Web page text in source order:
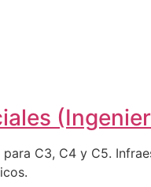
para C3, C4 y C5.